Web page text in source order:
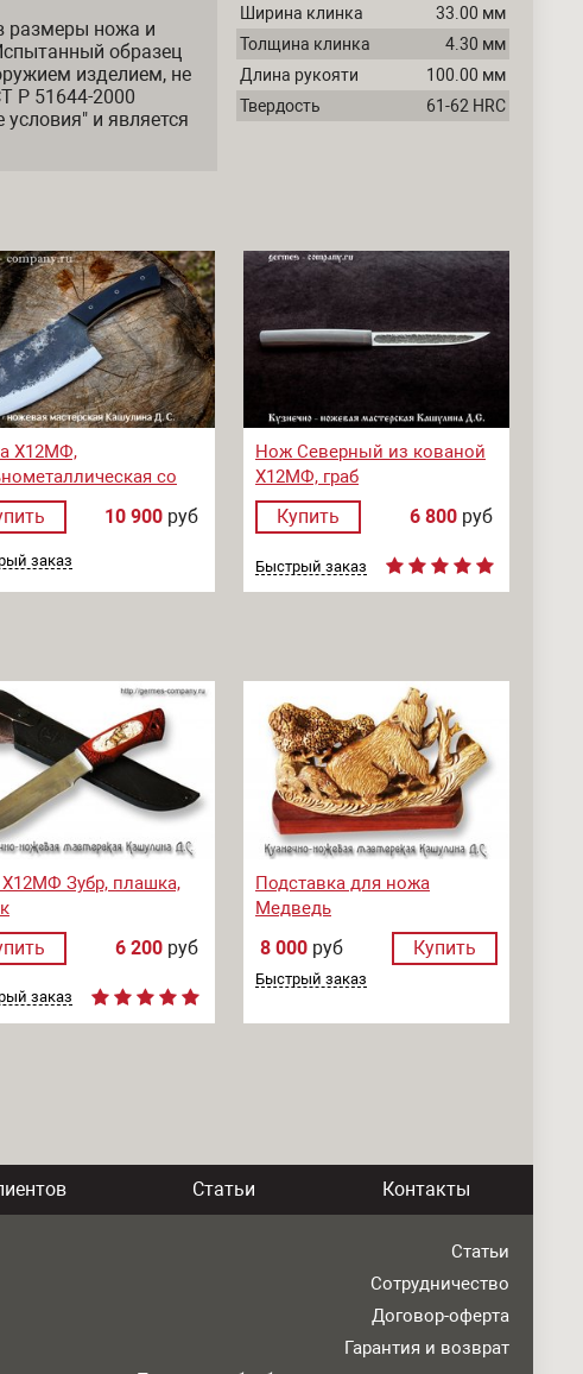
размеры ножа и
образец
изделием, не
Р 51644-2000
и является
Ширина клинка
33.00 мм
Толщина клинка
4.30 мм
Длина рукояти
100.00 мм
Твердость
61-62 HRC
Х12МФ,
со
ковки, микарта
10 900 руб
заказ
Нож Северный из кованой
Х12МФ, граб
Купить 6 800 руб
Быстрый заказ
Зубр, плашка,
6 200 руб
заказ
Подставка для ножа
Медведь
8 000 руб Купить
Быстрый заказ
Статьи Контакты
Статьи
Сотрудничество
Договор-оферта
Гарантия и возврат